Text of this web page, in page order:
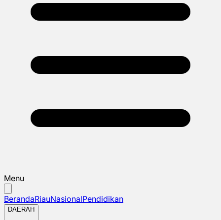
Menu
BerandaRiauNasionalPendidikan
DAERAH